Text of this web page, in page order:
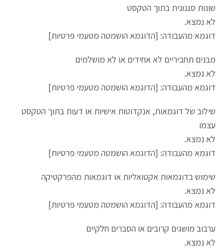
שונות סגנונית בתוך הטקסט
לא נמצא.
דוגמא מהעבודה: [הדוגמא הושמטה מטעמי פרטיות]
מבנים תחביריים לא אחידים או לא מושלמים
לא נמצא.
דוגמא מהעבודה: [הדוגמא הושמטה מטעמי פרטיות]
שילוב של דוגמאות, אנקדוטות אישיות או דעות בתוך הטקסט
עצמו
לא נמצא.
דוגמא מהעבודה: [הדוגמא הושמטה מטעמי פרטיות]
שימוש בדוגמאות אקטואליות או דוגמאות מהפרקטיקה
לא נמצא.
דוגמא מהעבודה: [הדוגמא הושמטה מטעמי פרטיות]
ערבוב מושגים קרובים או הסברים חלקיים
לא נמצא.